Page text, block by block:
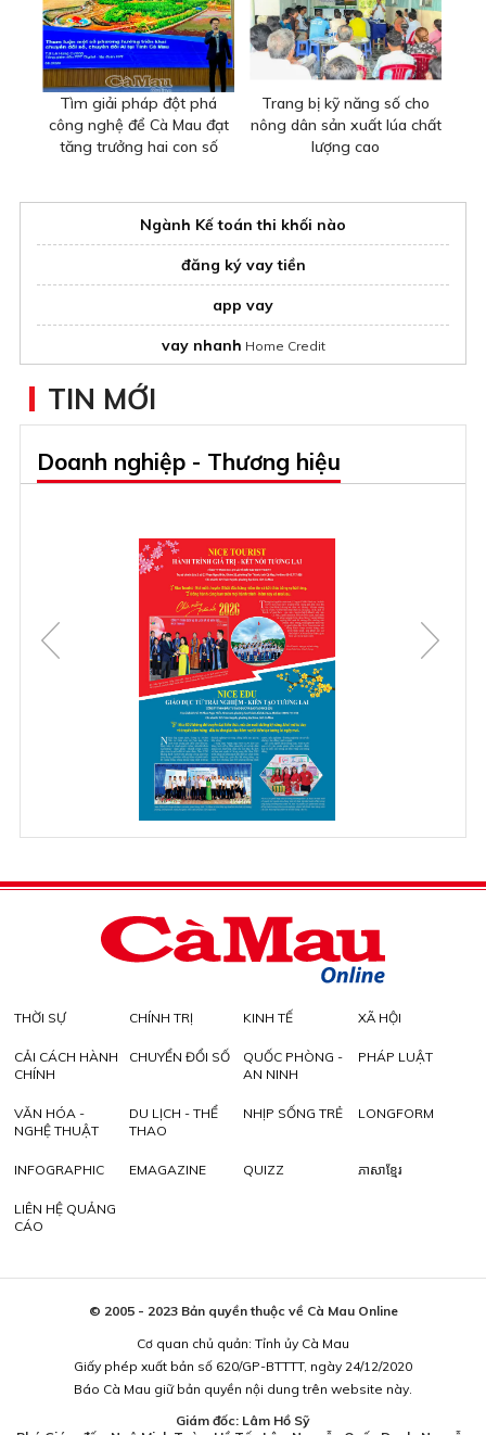
Tìm giải pháp đột phá
công nghệ để Cà Mau đạt
tăng trưởng hai con số
Trang bị kỹ năng số cho
nông dân sản xuất lúa chất
lượng cao
Ngành Kế toán thi khối nào
đăng ký vay tiền
app vay
vay nhanh Home Credit
Imperial Vũng Tàu Hotel & Resort
TIN MỚI
Doanh nghiệp - Thương hiệu
THỜI SỰ CHÍNH TRỊ KINH TẾ XÃ HỘI
CẢI CÁCH HÀNH
CHÍNH
CHUYỂN ĐỔI SỐ
QUỐC PHÒNG -
AN NINH
PHÁP LUẬT
VĂN HÓA -
NGHỆ THUẬT
DU LỊCH - THỂ
THAO
NHỊP SỐNG TRẺ LONGFORM
INFOGRAPHIC EMAGAZINE QUIZZ ភាសាខ្មែរ
LIÊN HỆ QUẢNG
CÁO
© 2005 - 2023 Bản quyền thuộc về Cà Mau Online
Cơ quan chủ quản: Tỉnh ủy Cà Mau
Giấy phép xuất bản số 620/GP-BTTTT, ngày 24/12/2020
Báo Cà Mau giữ bản quyền nội dung trên website này.
Giám đốc: Lâm Hồ Sỹ